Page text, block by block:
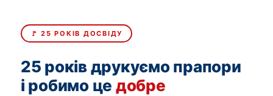
🚩 25 РОКІВ ДОСВІДУ
25 років друкуємо прапори
і робимо це добре